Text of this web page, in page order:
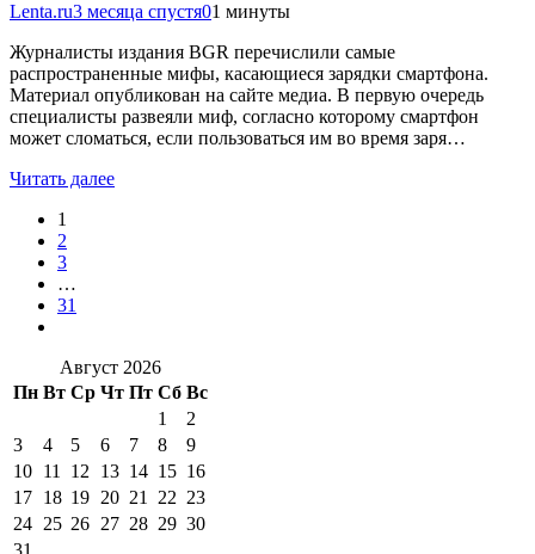
Lenta.ru3 месяца спустя01 минуты
Журналисты издания BGR перечислили самые
распространенные мифы, касающиеся зарядки смартфона.
Материал опубликован на сайте медиа. В первую очередь
специалисты развеяли миф, согласно которому смартфон
может сломаться, если пользоваться им во время заря…
Читать далее
1
2
3
…
31
Август 2026
Пн Вт Ср Чт Пт Сб Вс
1
2
3
4 5 6 7 8
9
10 11 12 13 14 15 16
17 18 19 20 21 22 23
24 25 26 27 28 29 30